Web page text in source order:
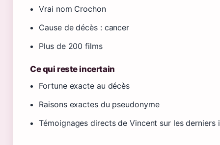
Vrai nom Crochon
Cause de décès : cancer
Plus de 200 films
Ce qui reste incertain
Fortune exacte au décès
Raisons exactes du pseudonyme
Témoignages directs de Vincent sur les derniers